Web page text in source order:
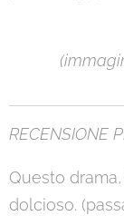
RECENSIONE
Questo
dolcioso.